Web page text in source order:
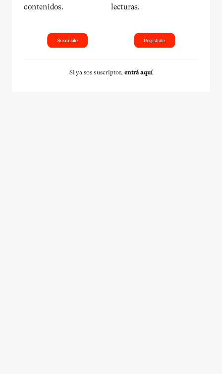
contenidos.
Suscribite
lecturas.
Registrate
Si ya sos suscriptor, entrá aquí